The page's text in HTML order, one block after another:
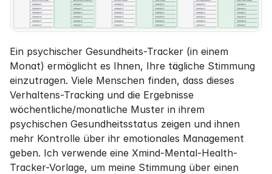
Ein psychischer Gesundheits-Tracker (in einem
Monat) ermöglicht es Ihnen, Ihre tägliche Stimmung
einzutragen. Viele Menschen finden, dass dieses
Verhaltens-Tracking und die Ergebnisse
wöchentliche/monatliche Muster in ihrem
psychischen Gesundheitsstatus zeigen und ihnen
mehr Kontrolle über ihr emotionales Management
geben. Ich verwende eine Xmind-Mental-Health-
Tracker-Vorlage, um meine Stimmung über einen